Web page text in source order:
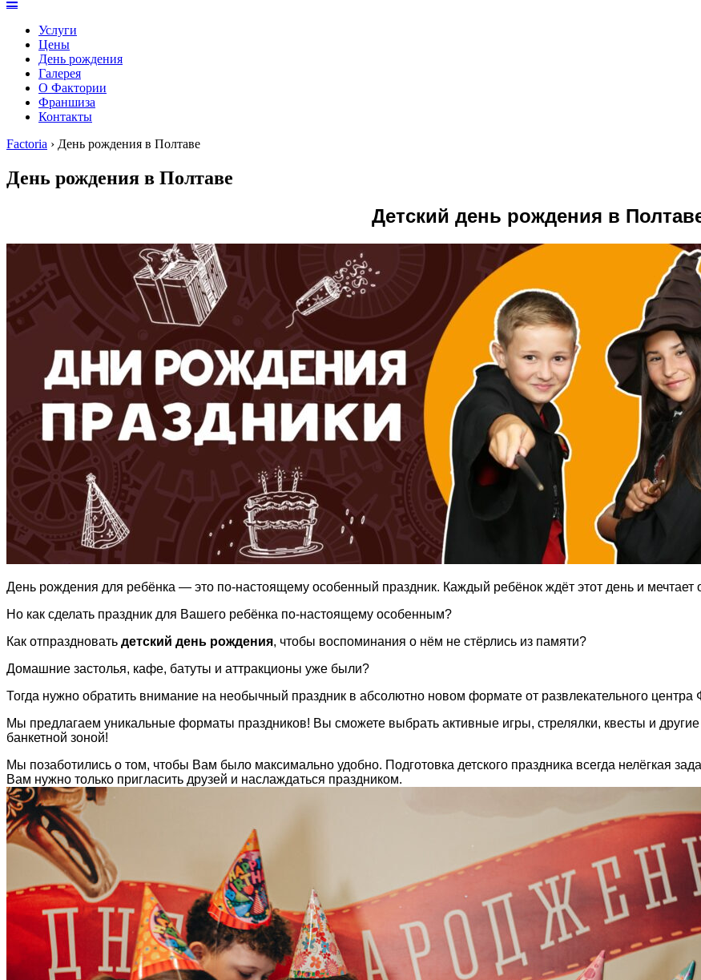
Услуги
Цены
День рождения
Галерея
О Фактории
Франшиза
Контакты
Factoria › День рождения в Полтаве
День рождения в Полтаве
Детский день рождения в
День рождения для ребёнка — это по-настоящему особенный праздник. Каждый ребёнок ждёт этот день и мечтает
Но как сделать праздник для Вашего ребёнка по-настоящему особенным?
Как отпраздновать детский день рождения, чтобы воспоминания о нём не стёрлись из памяти?
Домашние застолья, кафе, батуты и аттракционы уже были?
Тогда нужно обратить внимание на необычный праздник в абсолютно новом формате от развлекательного центра
Мы предлагаем уникальные форматы праздников! Вы сможете выбрать активные игры, стрелялки, квесты и
банкетной зоной!
Мы позаботились о том, чтобы Вам было максимально удобно. Подготовка детского праздника всегда нелёгкая
Вам нужно только пригласить друзей и наслаждаться праздником.